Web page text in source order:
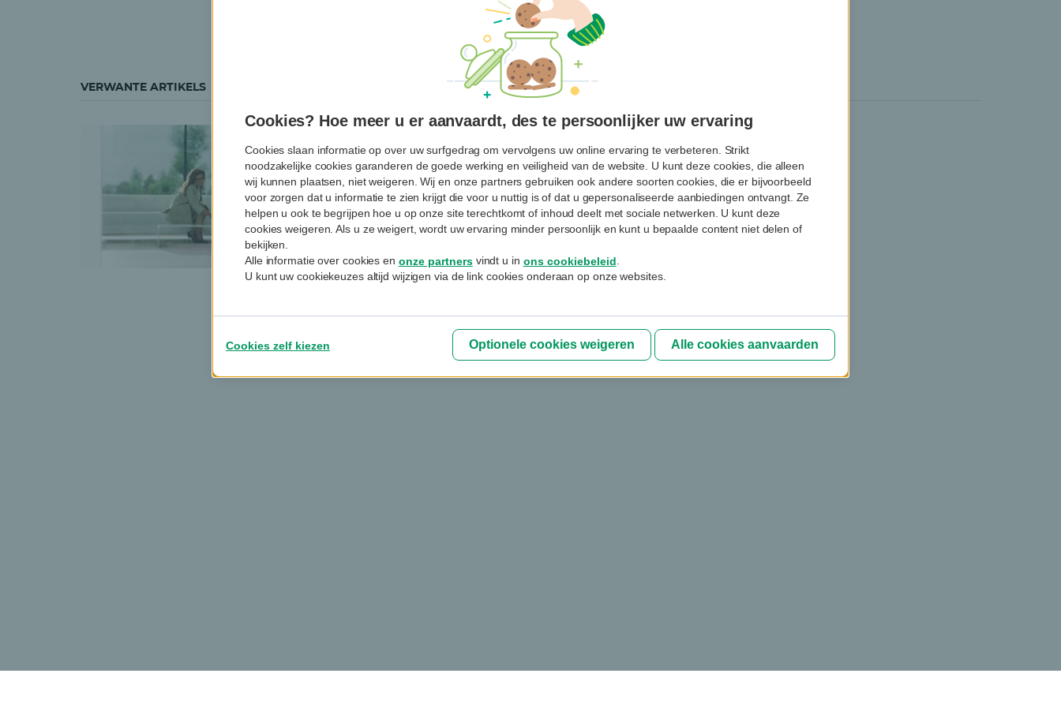
(Bijzondere commissie burgerlijke en handelszaken).
VERWANTE ARTIKELS
Bemiddeling: van conflict naar gedragen oplossing
Noël De Smet – Senior Legal Counsel BNP Paribas Fortis - accredited mediator
23.9.2022 1-3 min Later lezen
Cookies? Hoe meer u er aanvaardt, des te persoonlijker uw ervaring
Cookies slaan informatie op over uw surfgedrag om vervolgens uw online ervaring te verbeteren. Strikt
noodzakelijke cookies garanderen de goede werking en veiligheid van de website. U kunt deze cookies, die alleen
wij kunnen plaatsen, niet weigeren. Wij en onze partners gebruiken ook andere soorten cookies, die er bijvoorbeeld
voor zorgen dat u informatie te zien krijgt die voor u nuttig is of dat u gepersonaliseerde aanbiedingen ontvangt. Ze
helpen u ook te begrijpen hoe u op onze site terechtkomt of inhoud deelt met sociale netwerken. U kunt deze
cookies weigeren. Als u ze weigert, wordt uw ervaring minder persoonlijk en kunt u bepaalde content niet delen of
bekijken.
Alle informatie over cookies en onze partnersvindt u in ons cookiebeleid
U kunt uw cookiekeuzes altijd wijzigen via de link cookies onderaan op onze websites.
Cookies zelf kiezen Optionele cookies weigeren Alle cookies aanvaarden